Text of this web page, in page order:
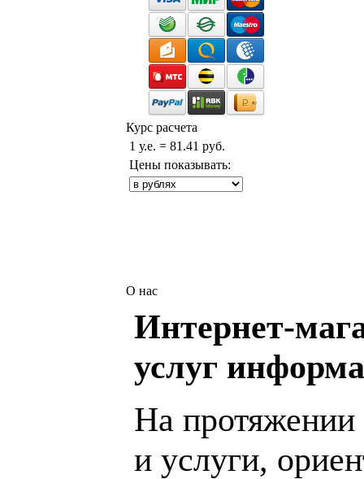
Курс расчета
1 у.е. = 81.41 руб.
Цены показывать:
О нас
Интернет-
услуг
На протяжении
и услуги,